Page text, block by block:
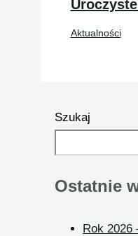
Aktualności
Szukaj
Ostatnie
Rok 2026